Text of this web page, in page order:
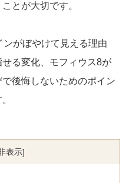
とが大切です。
がぼやけて見える理由
る変化、モフィウス8が
後悔しないためのポイン
表示]